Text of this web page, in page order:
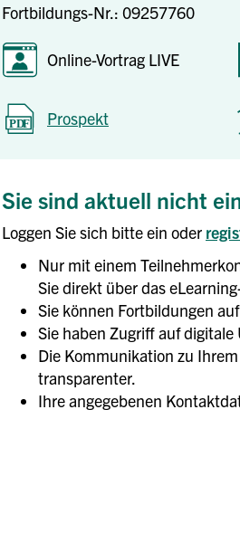
Fortbildungs-Nr.: 09257760
Online-Vortrag LIVE
Prospekt
Sie sind aktuell nicht
Loggen Sie sich bitte ein oder
Nur mit einem
Sie direkt über das
Sie können Fortbildungen
Sie haben Zugriff auf
Die Kommunikation zu
transparenter.
Ihre angegebenen